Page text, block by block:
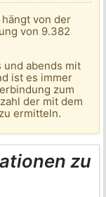
von der
von 9.382
und abends mit
ist es immer
zum
der mit dem
ermitteln.
zu